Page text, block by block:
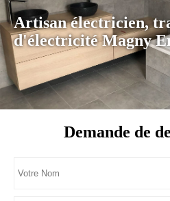
Artisan électricien,
d'électricité Magny
Demande de